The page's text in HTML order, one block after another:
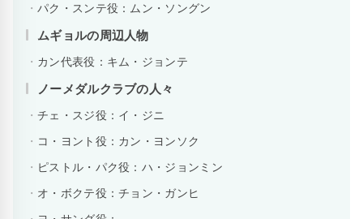
パク・スンテ役：ムン・ソングン
ムギョルの周辺人物
カン代表役：キム・ジョンテ
ノーメダルクラブの人々
チェ・スジ役：イ・ジニ
コ・ヨント役：カン・ヨンソク
ピストル・パク役：ハ・ジョンミン
オ・ボクテ役：チョン・ガンヒ